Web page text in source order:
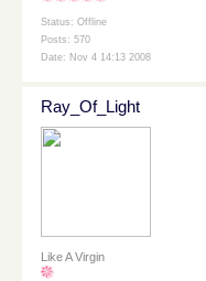
Status: Offline
Posts: 570
Date: Nov 4 14:13 2008
Ray_Of_Light
Like A Virgin